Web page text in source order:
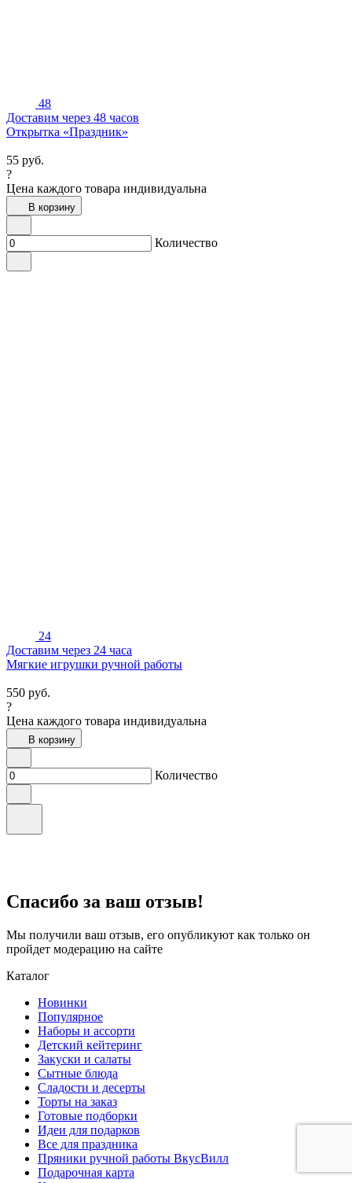
48
Доставим через 48 часов
Открытка «Праздник»
55 руб.
?
Цена каждого товара индивидуальна
В корзину
Количество
24
Доставим через 24 часа
Мягкие игрушки ручной работы
550 руб.
?
Цена каждого товара индивидуальна
В корзину
Количество
Спасибо за ваш отзыв!
Мы получили ваш отзыв, его опубликуют как только он
пройдет модерацию на сайте
Каталог
Новинки
Популярное
Наборы и ассорти
Детский кейтеринг
Закуски и салаты
Сытные блюда
Сладости и десерты
Торты на заказ
Готовые подборки
Идеи для подарков
Все для праздника
Пряники ручной работы ВкусВилл
Подарочная карта